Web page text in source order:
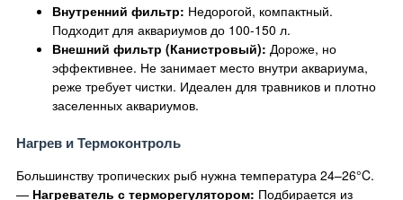
Внутренний фильтр: Недорогой, компактный.
Подходит для аквариумов до 100-150 л.
Внешний фильтр (Канистровый): Дороже, но
эффективнее. Не занимает место внутри аквариума,
реже требует чистки. Идеален для травников и плотно
заселенных аквариумов.
Нагрев и Термоконтроль
Большинству тропических рыб нужна температура 24–26°C.
— Нагреватель с терморегулятором: Подбирается из